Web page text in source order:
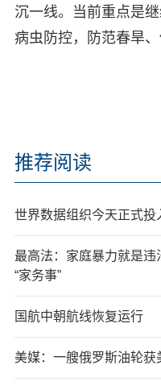
沉一线。当前重点是
病虫防控，防范春旱
推荐阅读
世界数据组织今天正式投
最高法：家庭暴力就是违
“家务事”
国航中朝航线恢复运行
美媒：一艘俄罗斯油轮获